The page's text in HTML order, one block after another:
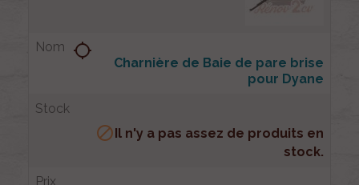
Charnière de Baie de pare brise
pour Dyane
location_searching
Il n'y a pas assez de produits en
stock.